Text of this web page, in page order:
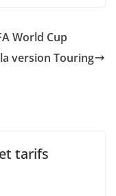
World Cup
version Touring
tarifs